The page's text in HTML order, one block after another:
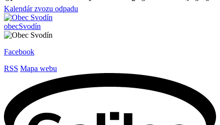
Kalendár zvozu odpadu
obecSvodín
Facebook
RSS Mapa webu